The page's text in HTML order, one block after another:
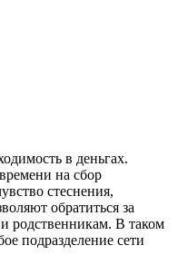
в деньгах.
на сбор
стеснения,
обратиться за
родственникам. В таком
подразделение сети